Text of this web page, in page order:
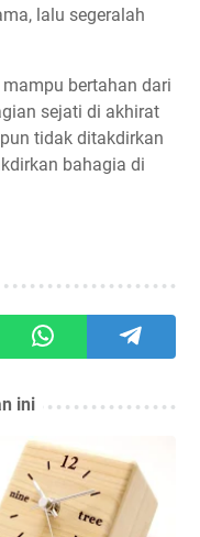
lalu segeralah
bertahan dari
sejati di akhirat
tidak ditakdirkan
bahagia di
ini